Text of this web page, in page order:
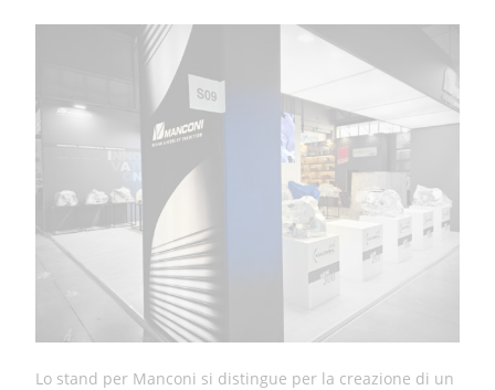
Lo stand per Manconi si distingue per la creazione di un